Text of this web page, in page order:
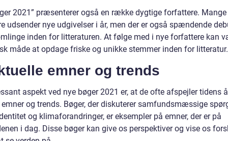
2021” præsenterer også en række dygtige forfattere.
udsender nye udgivelser i år, men der er også spændende
inden for litteraturen. At følge med i nye forfattere kan
måde at opdage friske og unikke stemmer inden for litteratur.
emner og trends
aspekt ved nye bøger 2021 er, at de ofte afspejler tidens
og trends. Bøger, der diskuterer samfundsmæssige
og klimaforandringer, er eksempler på emner, der er på
i dag. Disse bøger kan give os perspektiver og vise os